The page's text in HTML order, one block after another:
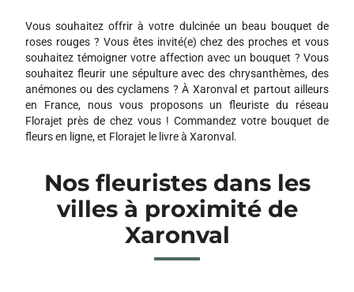
Vous souhaitez offrir à votre dulcinée un beau bouquet de
roses rouges ? Vous êtes invité(e) chez des proches et vous
souhaitez témoigner votre affection avec un bouquet ? Vous
souhaitez fleurir une sépulture avec des chrysanthèmes, des
anémones ou des cyclamens ? À Xaronval et partout ailleurs
en France, nous vous proposons un fleuriste du réseau
Florajet près de chez vous ! Commandez votre bouquet de
fleurs en ligne, et Florajet le livre à Xaronval.
Nos fleuristes dans les
villes à proximité de
Xaronval